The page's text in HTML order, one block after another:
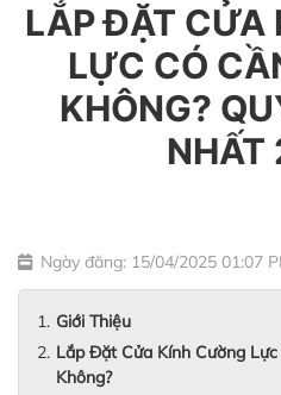
LẮP ĐẶT CỬA
LỰC CÓ
KHÔNG?
Ngày đăng: 15/04/2025 01:07
Giới Thiệu
Lắp Đặt Cửa Kính Cường
Không?